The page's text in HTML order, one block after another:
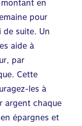
en
pour
suite. Un
aide à
par
Cette
les à
argent chaque
épargnes et